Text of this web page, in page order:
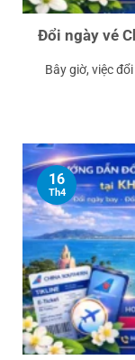
Đổi ngày vé
Bây giờ, việc
16
Th4